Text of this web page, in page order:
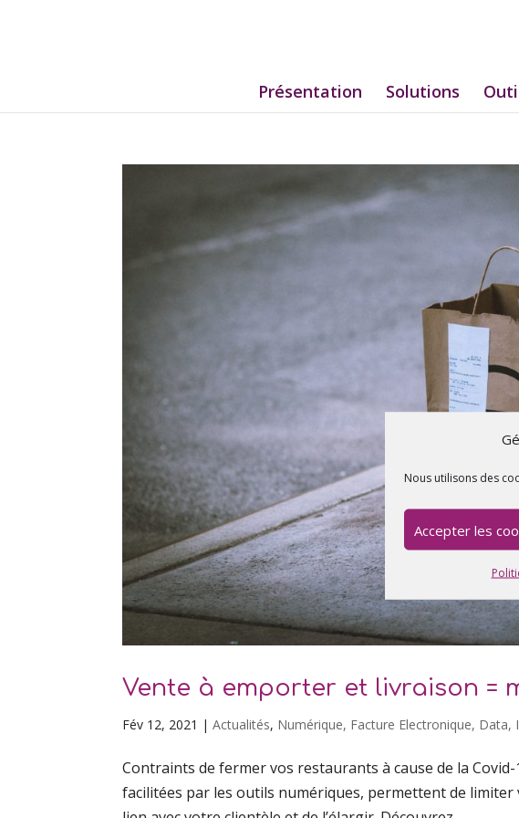
Nous utilisons des
Accepter les
Présentation Solutions
Vente à emporter et livraison =
Fév 12, 2021 |Actualités, Numérique, Facture Electronique, Data,
Contraints de fermer vos restaurants à cause de la
facilitées par les outils numériques, permettent de limiter